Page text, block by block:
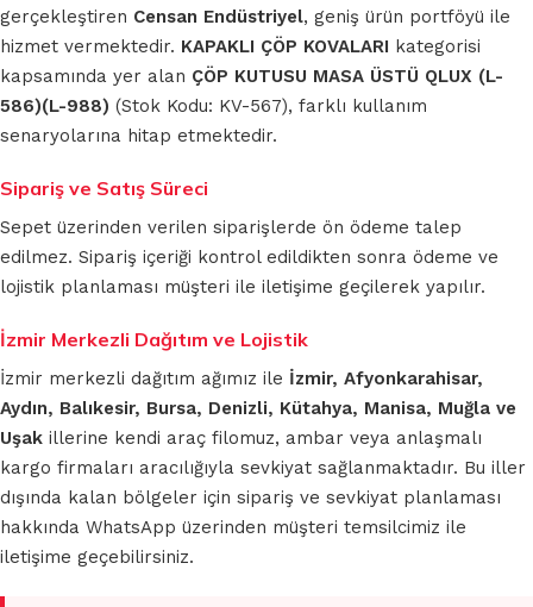
gerçekleştiren Censan Endüstriyel, geniş ürün portföyü ile
hizmet vermektedir. KAPAKLI ÇÖP KOVALARI kategorisi
kapsamında yer alan ÇÖP KUTUSU MASA ÜSTÜ QLUX (L-
586)(L-988) (Stok Kodu: KV-567), farklı kullanım
senaryolarına hitap etmektedir.
Sipariş ve Satış Süreci
Sepet üzerinden verilen siparişlerde ön ödeme talep
edilmez. Sipariş içeriği kontrol edildikten sonra ödeme ve
lojistik planlaması müşteri ile iletişime geçilerek yapılır.
İzmir Merkezli Dağıtım ve Lojistik
İzmir merkezli dağıtım ağımız ile İzmir, Afyonkarahisar,
Aydın, Balıkesir, Bursa, Denizli, Kütahya, Manisa, Muğla ve
Uşak illerine kendi araç filomuz, ambar veya anlaşmalı
kargo firmaları aracılığıyla sevkiyat sağlanmaktadır. Bu iller
dışında kalan bölgeler için sipariş ve sevkiyat planlaması
hakkında WhatsApp üzerinden müşteri temsilcimiz ile
iletişime geçebilirsiniz.